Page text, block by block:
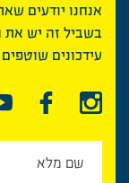
אנחנו יודעים
בשביל זה יש את
עידכונים